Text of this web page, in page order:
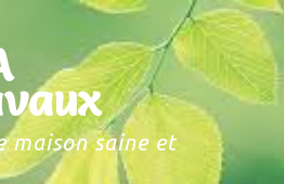
maison saine et